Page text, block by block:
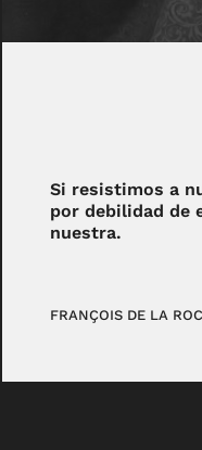
Si resistimos a
por debilidad de
nuestra.
FRANÇOIS DE LA